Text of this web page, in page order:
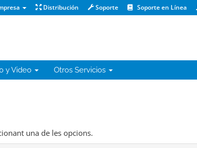
Distribución Soporte Soporte en Línea
y Video Otros Servicios
una de les opcions.